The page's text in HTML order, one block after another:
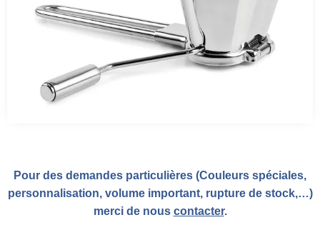
Pour des demandes particulières (Couleurs spéciales,
personnalisation, volume important, rupture de stock,…)
merci de nous contacter.